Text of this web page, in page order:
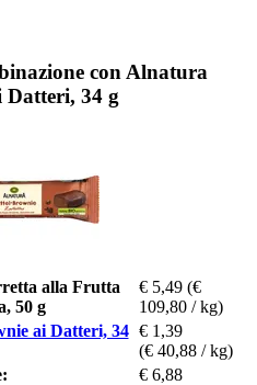
con Alnatura
34 g
alla Frutta
50 g
€ 5,49 (€
109,80 / kg)
ai Datteri, 34 € 1,39
(€ 40,88 / kg)
€ 6,88